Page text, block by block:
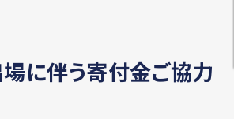
に伴う寄付金ご協力